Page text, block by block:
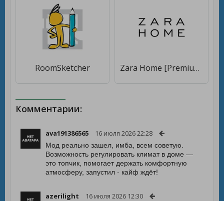
RoomSketcher Zara Home [Premium]
Комментарии:
ava191386565 16 июля 2026 22:28
Мод реально зашел, имба, всем советую.
Возможность регулировать климат в доме —
это топчик, помогает держать комфортную
атмосферу, запустил - кайф ждёт!
azerilight 16 июля 2026 12:30